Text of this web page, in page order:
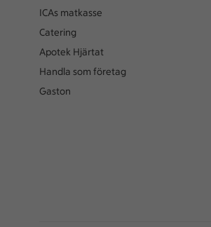
ICAs matkasse
Catering
Apotek Hjärtat
Handla som företag
Gaston